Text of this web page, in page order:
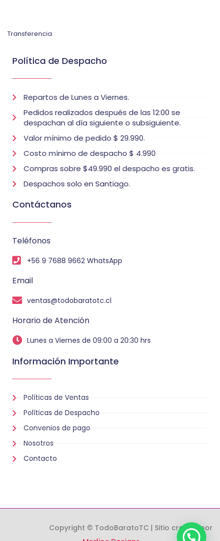
Transferencia.
Política de Despacho
Repartos de Lunes a Viernes.
Pedidos realizados después de las 12:00 se
despachan al día siguiente o subsiguiente.
Valor mínimo de pedido $ 29.990.
Costo mínimo de despacho $ 4.990
Compras sobre $49.990 el despacho es gratis.
Despachos solo en Santiago.
Contáctanos
Teléfonos
+56 9 7688 9662 WhatsApp
Email
ventas@todobaratotc.cl
Horario de Atención
Lunes a Viernes de 09:00 a 20:30 hrs
Información Importante
Políticas de Ventas
Políticas de Despacho
Convenios de pago
Nosotros
Contacto
Copyright © TodoBaratoTC | Sitio creado por